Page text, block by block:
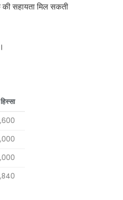
सहायता मिल सकती